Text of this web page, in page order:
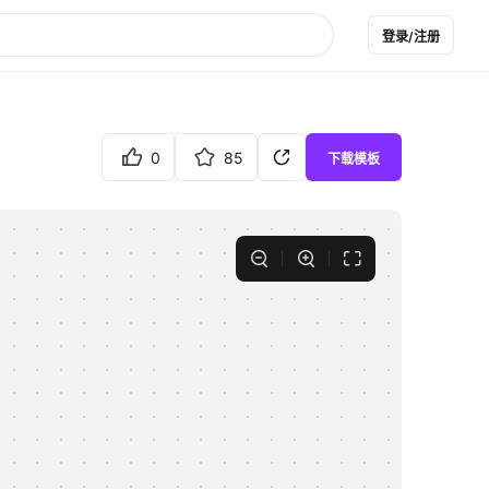
登录/注册
0 85 下载模板